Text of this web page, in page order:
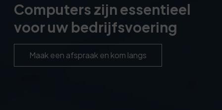
Computers zijn essentieel
voor uw bedrijfsvoering
Maak een afspraak en kom langs